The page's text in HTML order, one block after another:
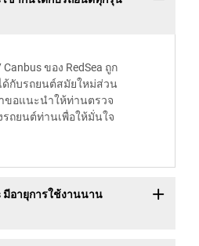
ของ RedSea ถูก
ด้กับรถยนต์สมัยใหม่ส่วน
ขอแนะนำให้ท่านตรวจ
ถยนต์ท่านเพื่อให้มั่นใจ
มีอายุการใช้งานนาน